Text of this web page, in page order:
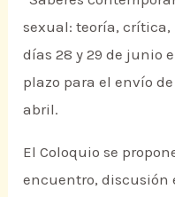
sexual: teoría, crítica,
días 28 y 29 de junio
plazo para el envío
abril.
El Coloquio se
encuentro,